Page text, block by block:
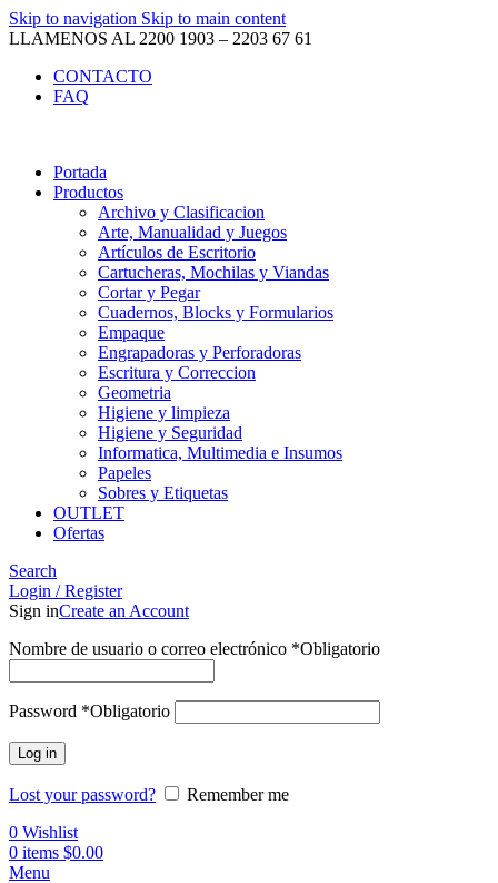
Skip to navigation Skip to main content
LLAMENOS AL 2200 1903 – 2203 67 61
CONTACTO
FAQ
Portada
Productos
Archivo y Clasificacion
Arte, Manualidad y Juegos
Artículos de Escritorio
Cartucheras, Mochilas y Viandas
Cortar y Pegar
Cuadernos, Blocks y Formularios
Empaque
Engrapadoras y Perforadoras
Escritura y Correccion
Geometria
Higiene y limpieza
Higiene y Seguridad
Informatica, Multimedia e Insumos
Papeles
Sobres y Etiquetas
OUTLET
Ofertas
Search
Login / Register
Sign inCreate an Account
Nombre de usuario o correo electrónico *Obligatorio
Password *Obligatorio
Log in
Lost your password?
Remember me
0 Wishlist
0 items $0.00
Menu